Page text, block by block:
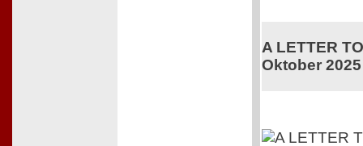
A LETTER
Oktober 2025